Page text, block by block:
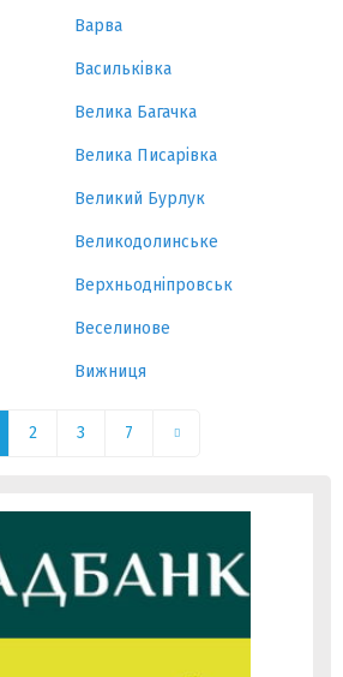
Варва
Васильківка
Велика Багачка
Велика Писарівка
Великий Бурлук
Великодолинське
Верхньодніпровськ
Веселинове
Вижниця
2 3 7